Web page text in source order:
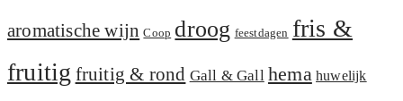
aromatische wijn Coop droog feestdagen fris &
fruitig fruitig & rond Gall & Gall hema huwelijk